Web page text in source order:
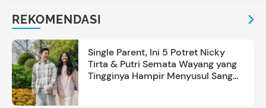
REKOMENDASI
Single Parent, Ini 5 Potret Nicky
Tirta & Putri Semata Wayang yang
Tingginya Hampir Menyusul Sang